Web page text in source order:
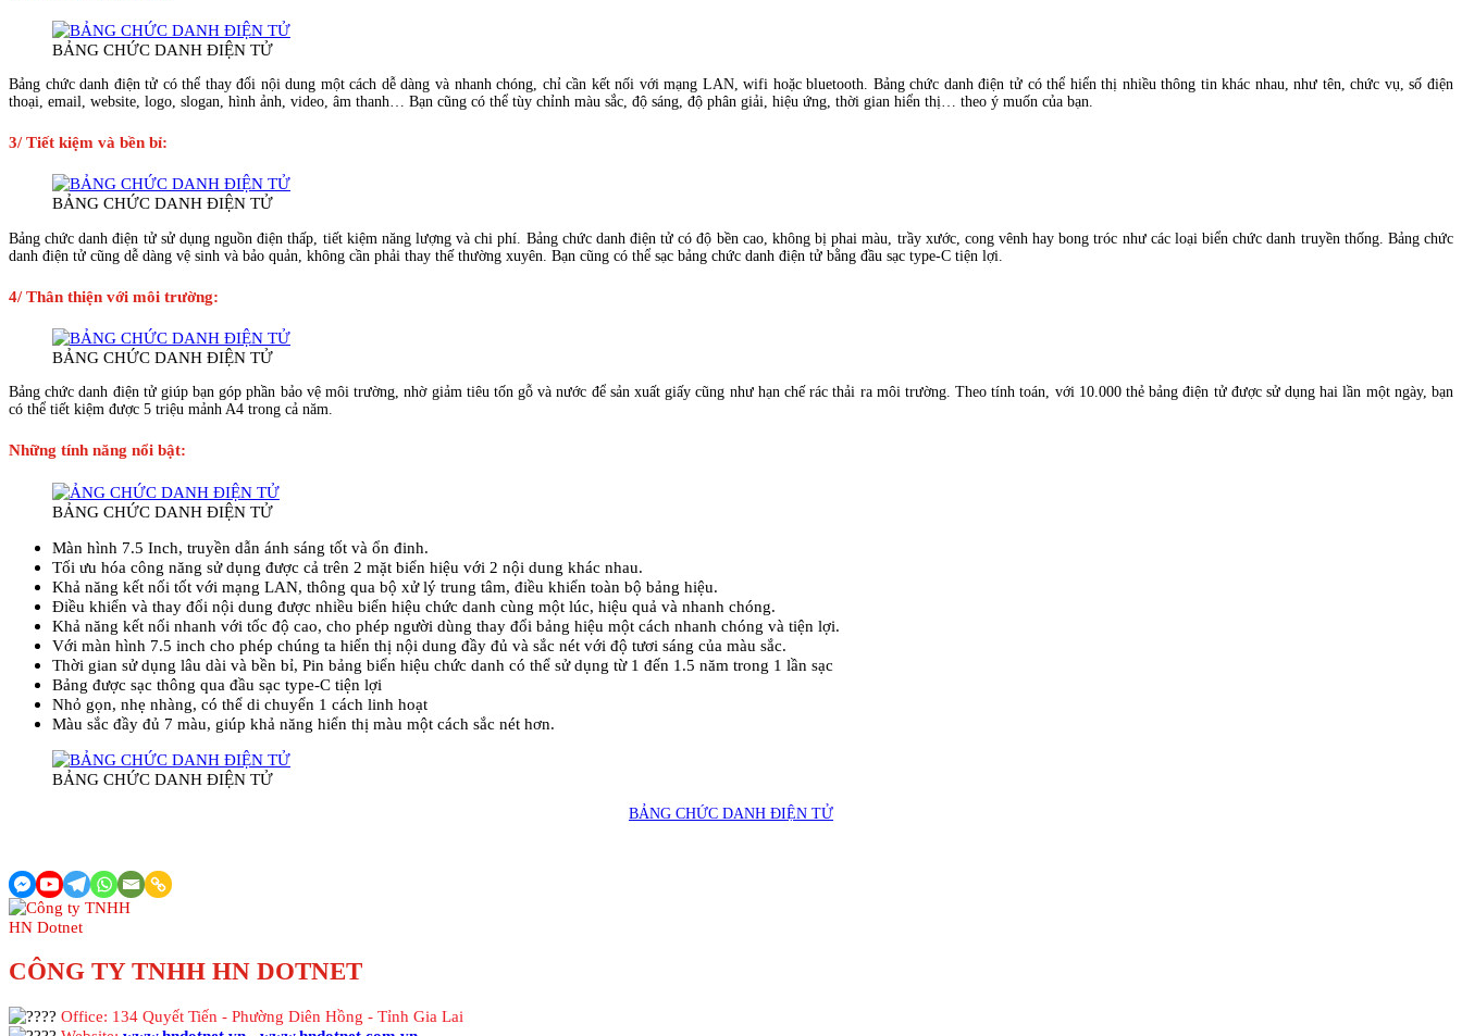
BẢNG CHỨC DANH ĐIỆN TỬ
Bảng chức danh điện tử có thể thay đổi nội dung một cách dễ dàng và nhanh chóng, chỉ cần kết nối với mạng LAN, wifi hoặc bluetooth. Bảng chức danh điện tử có thể hiển thị nhiều thông tin khác nhau, như tên, chức vụ, số điện
thoại, email, website, logo, slogan, hình ảnh, video, âm thanh… Bạn cũng có thể tùy chỉnh màu sắc, độ sáng, độ phân giải, hiệu ứng, thời gian hiển thị… theo ý muốn của bạn.
3/ Tiết kiệm và bền bỉ:
BẢNG CHỨC DANH ĐIỆN TỬ
Bảng chức danh điện tử sử dụng nguồn điện thấp, tiết kiệm năng lượng và chi phí. Bảng chức danh điện tử có độ bền cao, không bị phai màu, trầy xước, cong vênh hay bong tróc như các loại biển chức danh truyền thống. Bảng chức
danh điện tử cũng dễ dàng vệ sinh và bảo quản, không cần phải thay thế thường xuyên. Bạn cũng có thể sạc bảng chức danh điện tử bằng đầu sạc type-C tiện lợi.
4/ Thân thiện với môi trường:
BẢNG CHỨC DANH ĐIỆN TỬ
Bảng chức danh điện tử giúp bạn góp phần bảo vệ môi trường, nhờ giảm tiêu tốn gỗ và nước để sản xuất giấy cũng như hạn chế rác thải ra môi trường. Theo tính toán, với 10.000 thẻ bảng điện tử được sử dụng hai lần một ngày, bạn
có thể tiết kiệm được 5 triệu mảnh A4 trong cả năm.
Những tính năng nổi bật:
BẢNG CHỨC DANH ĐIỆN TỬ
Màn hình 7.5 Inch, truyền dẫn ánh sáng tốt và ổn đinh.
Tối ưu hóa công năng sử dụng được cả trên 2 mặt biển hiệu với 2 nội dung khác nhau.
Khả năng kết nối tốt với mạng LAN, thông qua bộ xử lý trung tâm, điều khiển toàn bộ bảng hiệu.
Điều khiển và thay đổi nội dung được nhiều biển hiệu chức danh cùng một lúc, hiệu quả và nhanh chóng.
Khả năng kết nối nhanh với tốc độ cao, cho phép người dùng thay đổi bảng hiệu một cách nhanh chóng và tiện lợi.
Với màn hình 7.5 inch cho phép chúng ta hiển thị nội dung đầy đủ và sắc nét với độ tươi sáng của màu sắc.
Thời gian sử dụng lâu dài và bền bỉ, Pin bảng biển hiệu chức danh có thể sử dụng từ 1 đến 1.5 năm trong 1 lần sạc
Bảng được sạc thông qua đầu sạc type-C tiện lợi
Nhỏ gọn, nhẹ nhàng, có thể di chuyển 1 cách linh hoạt
Màu sắc đầy đủ 7 màu, giúp khả năng hiển thị màu một cách sắc nét hơn.
BẢNG CHỨC DANH ĐIỆN TỬ
BẢNG CHỨC DANH ĐIỆN TỬ
CÔNG TY TNHH HN DOTNET
Office: 134 Quyết Tiến - Phường Diên Hồng - Tỉnh Gia Lai